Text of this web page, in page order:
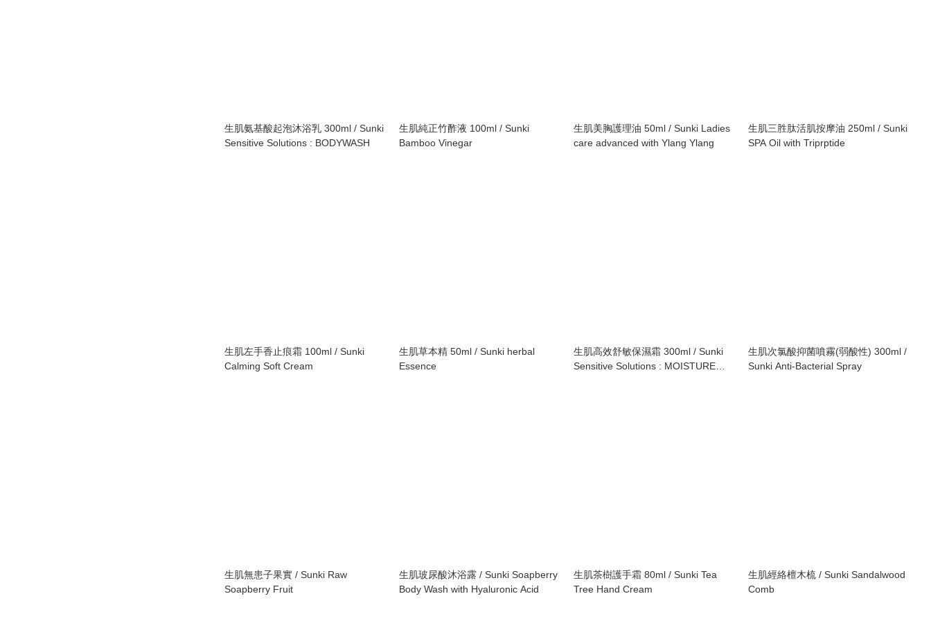
生肌氨基酸起泡沐浴乳 300ml / Sunki
Sensitive Solutions : BODYWASH
生肌純正竹酢液 100ml / Sunki
Bamboo Vinegar
生肌美胸護理油 50ml / Sunki Ladies
care advanced with Ylang Ylang
生肌三胜肽活肌按摩油 250ml / Sunki
SPA Oil with Triprptide
生肌左手香止痕霜 100ml / Sunki
Calming Soft Cream
生肌草本精 50ml / Sunki herbal
Essence
生肌高效舒敏保濕霜 300ml / Sunki
Sensitive Solutions : MOISTURE
生肌次氯酸抑菌噴霧(弱酸性) 300ml /
Sunki Anti-Bacterial Spray
生肌無患子果實 / Sunki Raw
Soapberry Fruit
生肌玻尿酸沐浴露 / Sunki Soapberry
Body Wash with Hyaluronic Acid
生肌茶樹護手霜 80ml / Sunki Tea
Tree Hand Cream
生肌經絡檀木梳 / Sunki Sandalwood
Comb